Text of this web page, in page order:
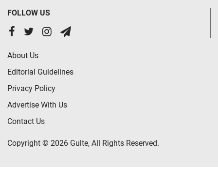
FOLLOW US
About Us
Editorial Guidelines
Privacy Policy
Advertise With Us
Contact Us
Copyright © 2026 Gulte, All Rights Reserved.